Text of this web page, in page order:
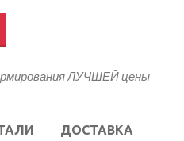
ЛУЧШЕЙ цены
ДОСТАВКА